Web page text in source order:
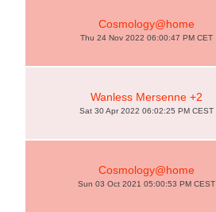
Cosmology@home
Thu 24 Nov 2022 06:00:47 PM CET
Wanless Mersenne +2
Sat 30 Apr 2022 06:02:25 PM CEST
Cosmology@home
Sun 03 Oct 2021 05:00:53 PM CEST